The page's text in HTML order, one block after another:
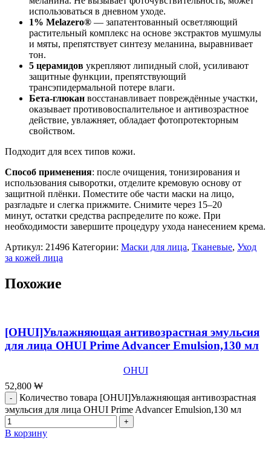
использоваться в дневном уходе.
1% Melazero® — запатентованный осветляющий
растительный комплекс на основе экстрактов мушмулы
и мяты, препятствует синтезу меланина, выравнивает
тон.
5 церамидов укрепляют липидный слой, усиливают
защитные функции, препятствующий
трансэпидермальной потере влаги.
Бета-глюкан восстанавливает повреждённые участки,
оказывает противовоспалительное и антивозрастное
действие, увлажняет, обладает фотопротекторным
свойством.
Подходит для всех типов кожи.
Способ применения: после очищения, тонизирования и
использования сыворотки, отделите кремовую основу от
защитной плёнки. Поместите обе части маски на лицо,
разгладьте и слегка прижмите. Снимите через 15–20
минут, остатки средства распределите по коже. При
необходимости завершите процедуру ухода нанесением крема.
Артикул: 21496 Категории: Маски для лица, Тканевые, Уход
за кожей лица
Похожие
[OHUI]Увлажняющая антивозрастная эмульсия
для лица OHUI Prime Advancer Emulsion,130 мл
OHUI
52,800 ₩
Количество товара [OHUI]Увлажняющая антивозрастная
эмульсия для лица OHUI Prime Advancer Emulsion,130 мл
В корзину